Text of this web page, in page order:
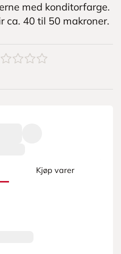
med konditorfarge.
ca. 40 til 50 makroner.
5stjerner
Kjøp varer